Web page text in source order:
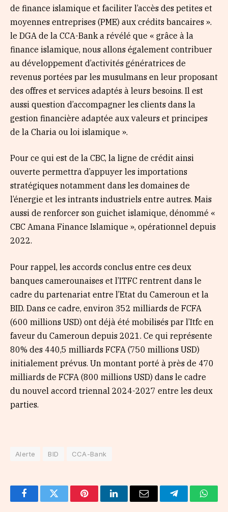
de finance islamique et faciliter l’accès des petites et
moyennes entreprises (PME) aux crédits bancaires ».
le DGA de la CCA-Bank a révélé que « grâce à la
finance islamique, nous allons également contribuer
au développement d’activités génératrices de
revenus portées par les musulmans en leur proposant
des offres et services adaptés à leurs besoins. Il est
aussi question d’accompagner les clients dans la
gestion financière adaptée aux valeurs et principes
de la Charia ou loi islamique ».
Pour ce qui est de la CBC, la ligne de crédit ainsi
ouverte permettra d’appuyer les importations
stratégiques notamment dans les domaines de
l’énergie et les intrants industriels entre autres. Mais
aussi de renforcer son guichet islamique, dénommé «
CBC Amana Finance Islamique », opérationnel depuis
2022.
Pour rappel, les accords conclus entre ces deux
banques camerounaises et l’ITFC rentrent dans le
cadre du partenariat entre l’Etat du Cameroun et la
BID. Dans ce cadre, environ 352 milliards de FCFA
(600 millions USD) ont déjà été mobilisés par l’Itfc en
faveur du Cameroun depuis 2021. Ce qui représente
80% des 440,5 milliards FCFA (750 millions USD)
initialement prévus. Un montant porté à près de 470
milliards de FCFA (800 millions USD) dans le cadre
du nouvel accord triennal 2024-2027 entre les deux
parties.
Alerte BID CCA-Bank
FacebookTwitter PinterestLinkedInEmail Telegram